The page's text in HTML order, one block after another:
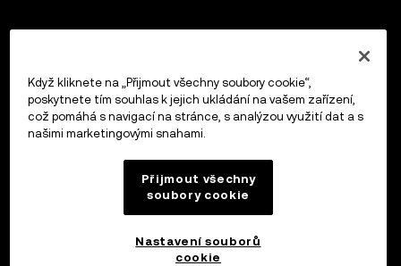
Když kliknete na „Přijmout všechny soubory cookie“,
poskytnete tím souhlas k jejich ukládání na vašem zařízení,
což pomáhá s navigací na stránce, s analýzou využití dat a s
našimi marketingovými snahami.
Přijmout všechny
soubory cookie
Nastavení souborů
cookie